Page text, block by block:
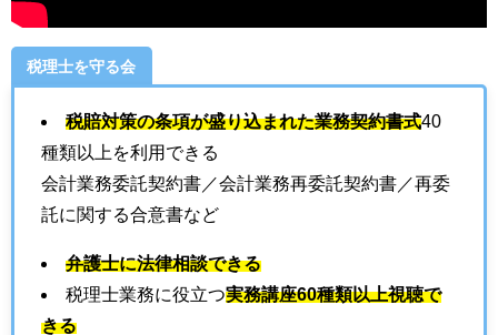
税理士を守る会
税賠対策の条項が盛り込まれた業務契約書式40
種類以上を利用できる
会計業務委託契約書／会計業務再委託契約書／再委
託に関する合意書など
弁護士に法律相談できる
税理士業務に役立つ実務講座60種類以上視聴で
きる